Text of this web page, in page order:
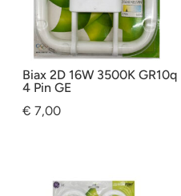
Biax 2D 16W 3500K GR10q
4 Pin GE
€ 7,00